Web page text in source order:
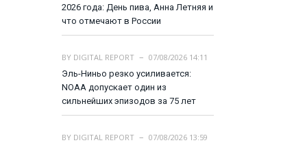
2026 года: День пива, Анна Летняя и
что отмечают в России
BY DIGITAL REPORT
07/08/2026 14:11
Эль-Ниньо резко усиливается:
NOAA допускает один из
сильнейших эпизодов за 75 лет
BY DIGITAL REPORT
07/08/2026 13:59